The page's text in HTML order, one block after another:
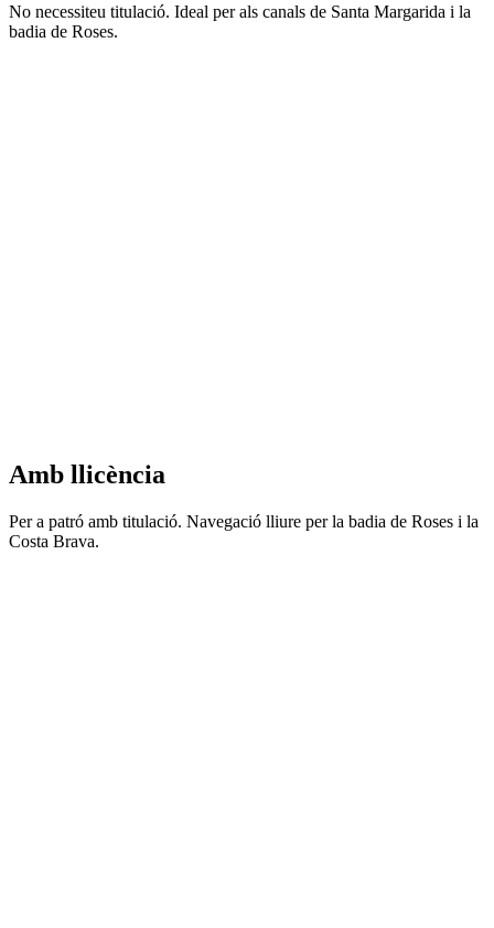
No necessiteu titulació. Ideal per als canals de Santa Margarida i la
badia de Roses.
Amb llicència
Per a patró amb titulació. Navegació lliure per la badia de Roses i la
Costa Brava.